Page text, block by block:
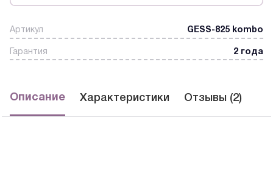
Артикул GESS-825 kombo
Гарантия 2 года
Описание Характеристики Отзывы (2)